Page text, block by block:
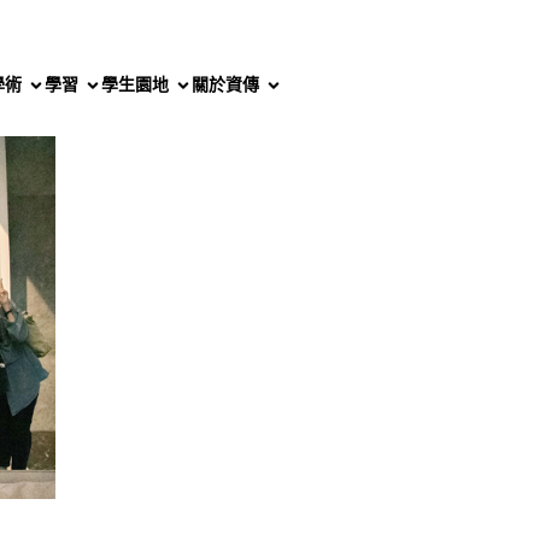
術 學習 學生園地 關於資傳